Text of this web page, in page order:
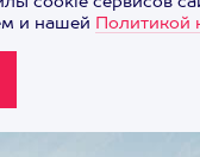
и нашей Политикой